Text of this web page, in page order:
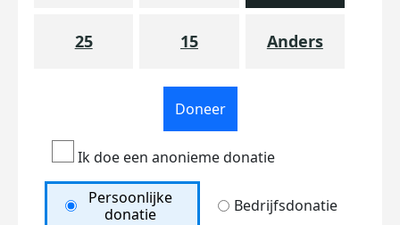
25 15 Anders
Doneer
Ik doe een anonieme donatie
Persoonlijke
donatie
Bedrijfsdonatie